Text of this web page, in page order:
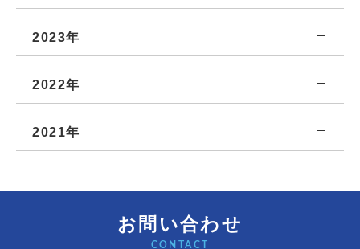
2023年
2022年
2021年
お問い合わせ
CONTACT